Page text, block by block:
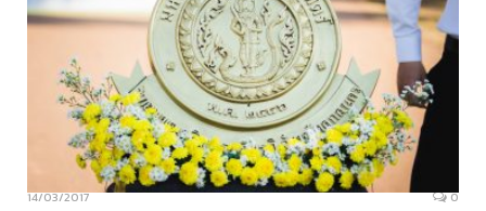
14/03/2017 0